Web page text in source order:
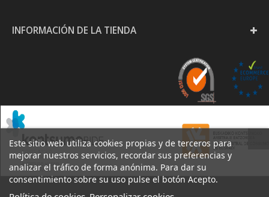
Este sitio web utiliza cookies propias y de terceros para
mejorar nuestros servicios, recordar sus preferencias y
analizar el tráfico de forma anónima. Para dar su
consentimiento sobre su uso pulse el botón Acepto.
INFORMACIÓN DE LA TIENDA